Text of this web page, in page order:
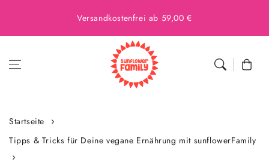
Versandkostenfrei ab 59,00 €
Startseite
Tipps & Tricks für Deine vegane Ernährung mit sunflowerFamily